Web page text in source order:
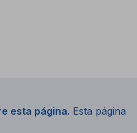
esta página. Esta página